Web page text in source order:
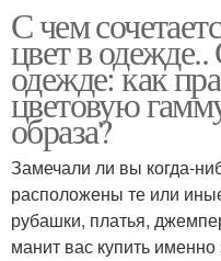
С чем
цвет в одежде..
одежде: как
цветовую
образа?
Замечали ли вы когда-
расположены те или
рубашки, платья,
манит вас купить